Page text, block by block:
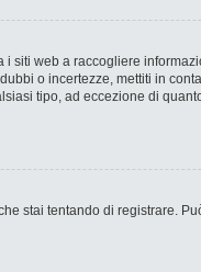
web a raccogliere
o incertezze, mettiti in
tipo, ad eccezione di
stai tentando di registrare.